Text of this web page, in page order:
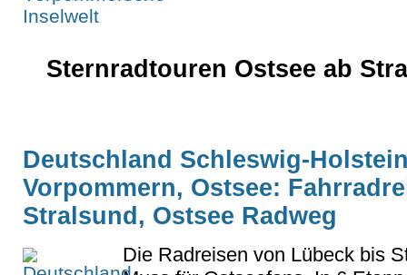
Sternradtouren Ostsee ab
Deutschland Schleswig-
Vorpommern, Ostsee:
Stralsund, Ostsee Radweg
Die Radreisen von Lübeck bis